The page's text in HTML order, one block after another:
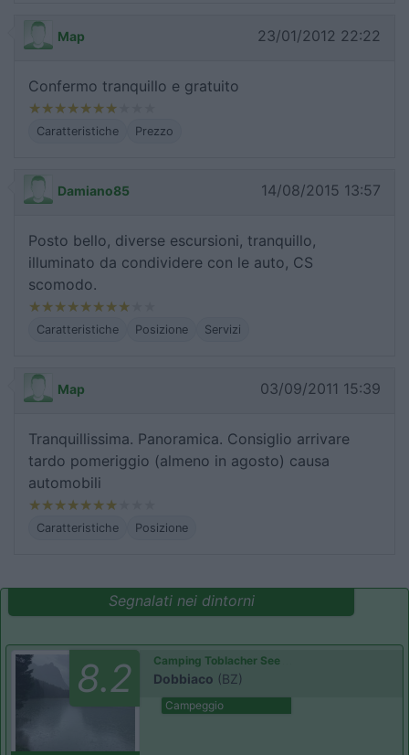
Map 23/01/2012 22:22
Confermo tranquillo e gratuito
Caratteristiche Prezzo
Damiano85 14/08/2015 13:57
Posto bello, diverse escursioni, tranquillo,
illuminato da condividere con le auto, CS
scomodo.
Caratteristiche Posizione Servizi
Map 03/09/2011 15:39
Tranquillissima. Panoramica. Consiglio arrivare
tardo pomeriggio (almeno in agosto) causa
automobili
Caratteristiche Posizione
Segnalati nei dintorni
8.2 Camping Toblacher See
Dobbiaco (BZ)
Campeggio